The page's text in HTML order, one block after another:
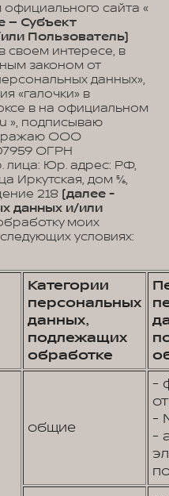
официального сайта «
– Субъект
Пользователь)
своем интересе, в
законом от
данных»,
«галочки» в
в на официальном
», подписываю
ООО
ОГРН
лица: Юр. адрес: РФ,
Иркутская, дом 5/6,
218 (далее -
данных и/или
моих
условиях:
Категории
персональных
данных,
подлежащих
обработке
общие
-
-
-